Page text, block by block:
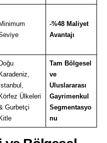
-%48 Maliyet
Avantajı
Ülkeleri
Gurbetçi
Tam Bölgesel
ve
Uluslararası
Gayrimenkul
Segmentasyo
nu